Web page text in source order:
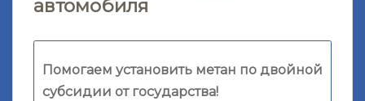
автомобиля
Помогаем установить метан по двойной
субсидии от государства!